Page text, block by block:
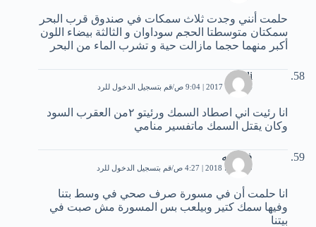
حلمت أنني وجدت ثلاث سمكات في صندوق قرب البحر
سمكتان متوسطتا الحجم سوداوان و الثالثة بيضاء اللون
أكبر منهما حجما مازالت حية و تشرب الماء من البحر
Fadi
4 أكتوبر، 2017 | 9:04 ص قم بتسجيل الدخول للرد
انا رئيت اني اصطاد السمك ورئيتو ٢من العقرب السود
وكان يقتل السمك ماتفسير منامي
فاطمه
19 يونيو، 2018 | 4:27 ص قم بتسجيل الدخول للرد
انا حلمت أن في مسورة صرف صحي في وسط بتنا
وفيها سمك كتير وبيلعب بس المسورة مش صبت في
بيتنا